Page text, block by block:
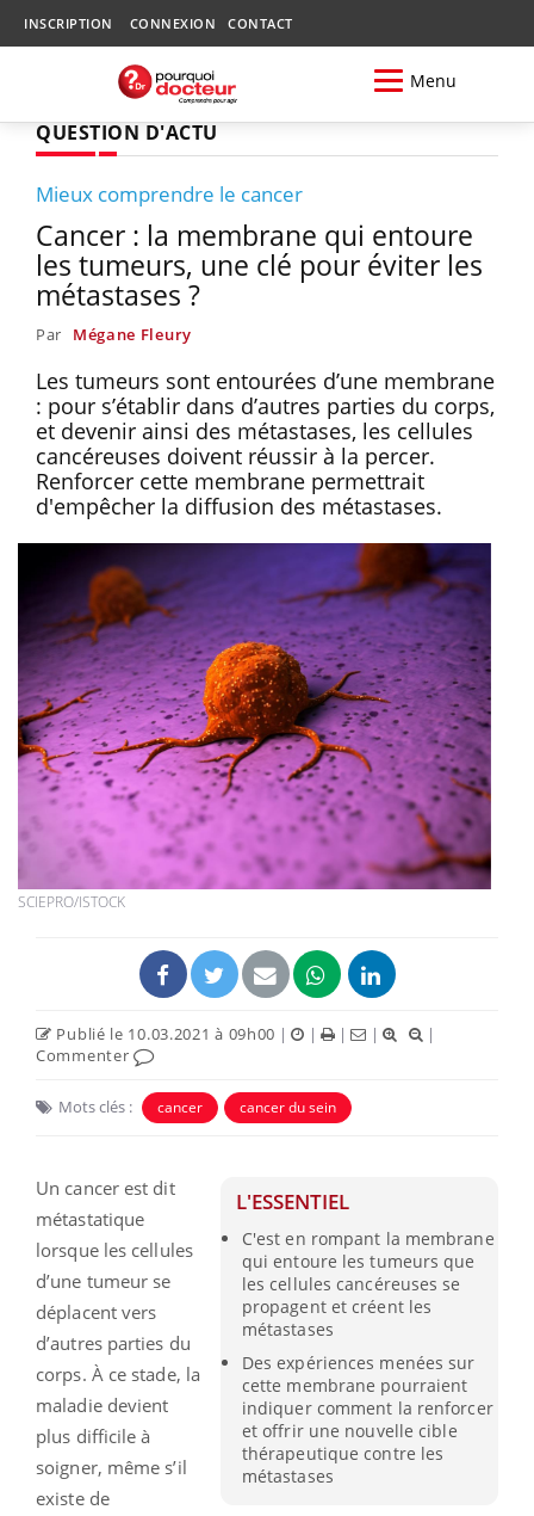
INSCRIPTION CONNEXION CONTACT
Menu
QUESTION D'ACTU
Mieux comprendre le cancer
Cancer : la membrane qui entoure
les tumeurs, une clé pour éviter les
métastases ?
Par Mégane Fleury
Les tumeurs sont entourées d’une membrane
: pour s’établir dans d’autres parties du corps,
et devenir ainsi des métastases, les cellules
cancéreuses doivent réussir à la percer.
Renforcer cette membrane permettrait
d'empêcher la diffusion des métastases.
SCIEPRO/ISTOCK
Publié le 10.03.2021 à 09h00 | | | |
|
Commenter
Mots clés : cancer cancer du sein
L'ESSENTIEL
C'est en rompant la membrane
qui entoure les tumeurs que
les cellules cancéreuses se
propagent et créent les
métastases
Des expériences menées sur
cette membrane pourraient
indiquer comment la renforcer
et offrir une nouvelle cible
thérapeutique contre les
métastases
Un cancer est dit
métastatique
lorsque les cellules
d’une tumeur se
déplacent vers
d’autres parties du
corps. À ce stade, la
maladie devient
plus difficile à
soigner, même s’il
existe de